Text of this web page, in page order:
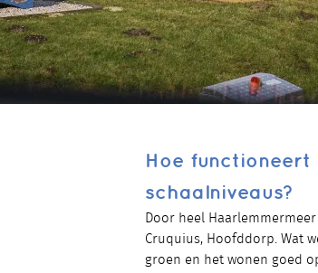
Hoe
schaalniveaus?
Door heel
Cruquius, Hoofddorp. Wat
groen en het wonen goed